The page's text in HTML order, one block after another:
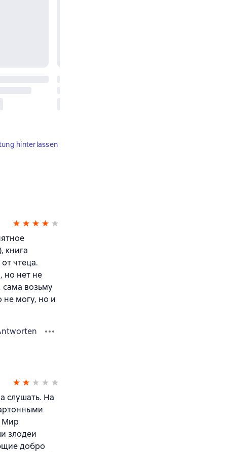
hinterlassen
книга
чтеца.
но нет не
возьму
не могу, но и
слушать. На
Мир
злодеи
добро